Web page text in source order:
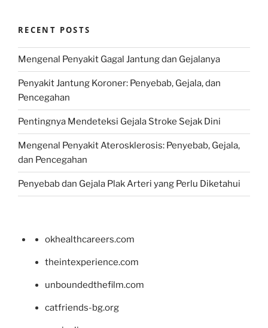
RECENT POSTS
Mengenal Penyakit Gagal Jantung dan Gejalanya
Penyakit Jantung Koroner: Penyebab, Gejala, dan
Pencegahan
Pentingnya Mendeteksi Gejala Stroke Sejak Dini
Mengenal Penyakit Aterosklerosis: Penyebab, Gejala,
dan Pencegahan
Penyebab dan Gejala Plak Arteri yang Perlu Diketahui
okhealthcareers.com
theintexperience.com
unboundedthefilm.com
catfriends-bg.org